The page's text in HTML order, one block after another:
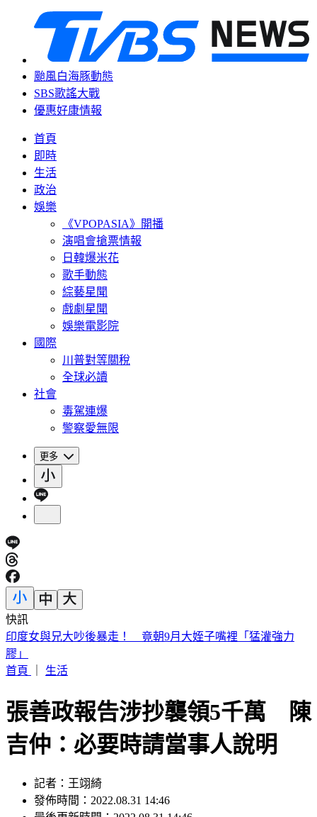
颱風白海豚動態
SBS歌謠大戰
優惠好康情報
首頁
即時
生活
政治
娛樂
《VPOPASIA》開播
演唱會搶票情報
日韓爆米花
歌手動態
綜藝星聞
戲劇星聞
娛樂電影院
國際
川普對等關稅
全球必讀
社會
毒駕連爆
警察愛無限
更多
快訊
白海豚颱風「紮實雨帶」又來了！鄭明典急籲：晚上別出門
首頁
張善政報告涉抄襲領5千萬 陳
吉仲：必要時請當事人說明
發佈時間：2022.08.31 14:46
最後更新時間：2022.08.31 14:46